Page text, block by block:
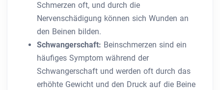
Schmerzen oft, und durch die
Nervenschädigung können sich Wunden an
den Beinen bilden.
Schwangerschaft: Beinschmerzen sind ein
häufiges Symptom während der
Schwangerschaft und werden oft durch das
erhöhte Gewicht und den Druck auf die Beine